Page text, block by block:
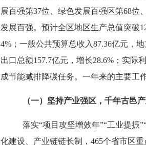
展百强第37位、绿色发展百强区第68
发展百强。预计全区地区生产总值突破
4%；一般公共预算总收入87.36亿元， 地
出口总额157.7亿元 ，增长28.6% ；实际
成节能减排降碳任务。一年来的主要工
（一） 坚持产业强区，千年古邑
落实“项目攻坚增效年”“工业提振
化建设、产业链链长制，465个省市区